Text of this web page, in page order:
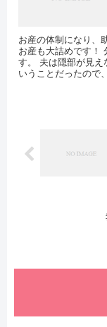
お産の体制になり、
お産も大詰めです！
す。 夫は隠部が見え
いうことだったので